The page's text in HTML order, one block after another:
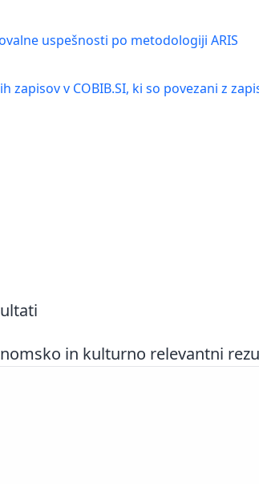
uspešnosti po metodologiji ARIS
zapisov v COBIB.SI, ki so povezani z
in kulturno relevantni